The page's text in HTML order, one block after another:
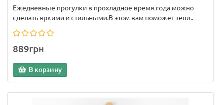
Ежедневные прогулки в прохладное время года можно
сделать яркими и стильными.В этом вам поможет тепл..
889грн
В корзину